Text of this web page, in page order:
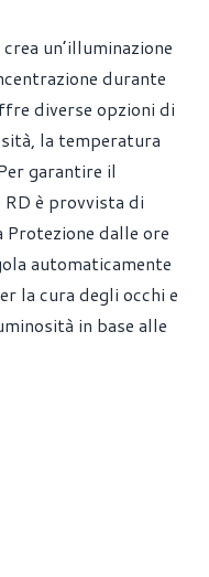
un’illuminazione
durante
diverse opzioni di
la temperatura
garantire il
è provvista di
dalle ore
automaticamente
la cura degli occhi e
in base alle